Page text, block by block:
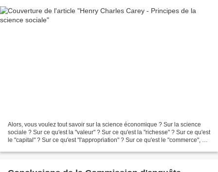
Alors, vous voulez tout savoir sur la science économique ? Sur la science
sociale ? Sur ce qu'est la "valeur" ? Sur ce qu'est la "richesse" ? Sur ce qu'est
le "capital" ? Sur ce qu'est "l'appropriation" ? Sur ce qu'est le "commerce", et